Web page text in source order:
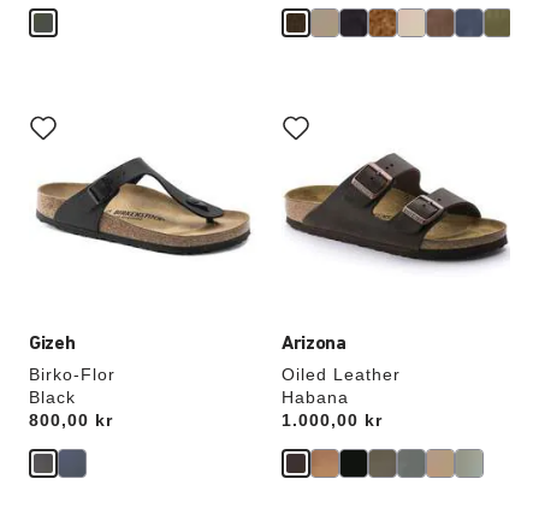
Gizeh
Birko-Flor
Black
Price:
800,00 kr
med
prøvefarver
opdatere
produktbilledet
Arizona
Oiled Leather
Habana
Price:
1.000,00 kr
med
prøvefarver
opdatere
produktbilledet